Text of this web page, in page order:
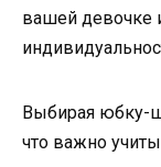
вашей девочке
Выбирая юбку-
что важно